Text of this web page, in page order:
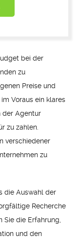
bei der
zu
Preise und
Voraus ein klares
der Agentur
zu zahlen.
verschiedener
zu
die Auswahl der
Recherche
die Erfahrung,
und den